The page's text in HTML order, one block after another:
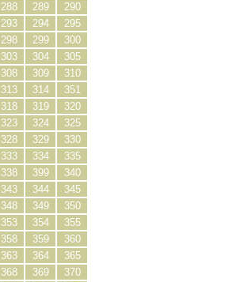
288 289
290
293 294
295
298 299
300
303 304
305
308 309
310
313 314
351
318 319
320
323 324
325
328 329
330
333 334
335
338 399
340
343 344
345
348 349
350
353 354
355
358 359
360
363 364
365
368 369
370